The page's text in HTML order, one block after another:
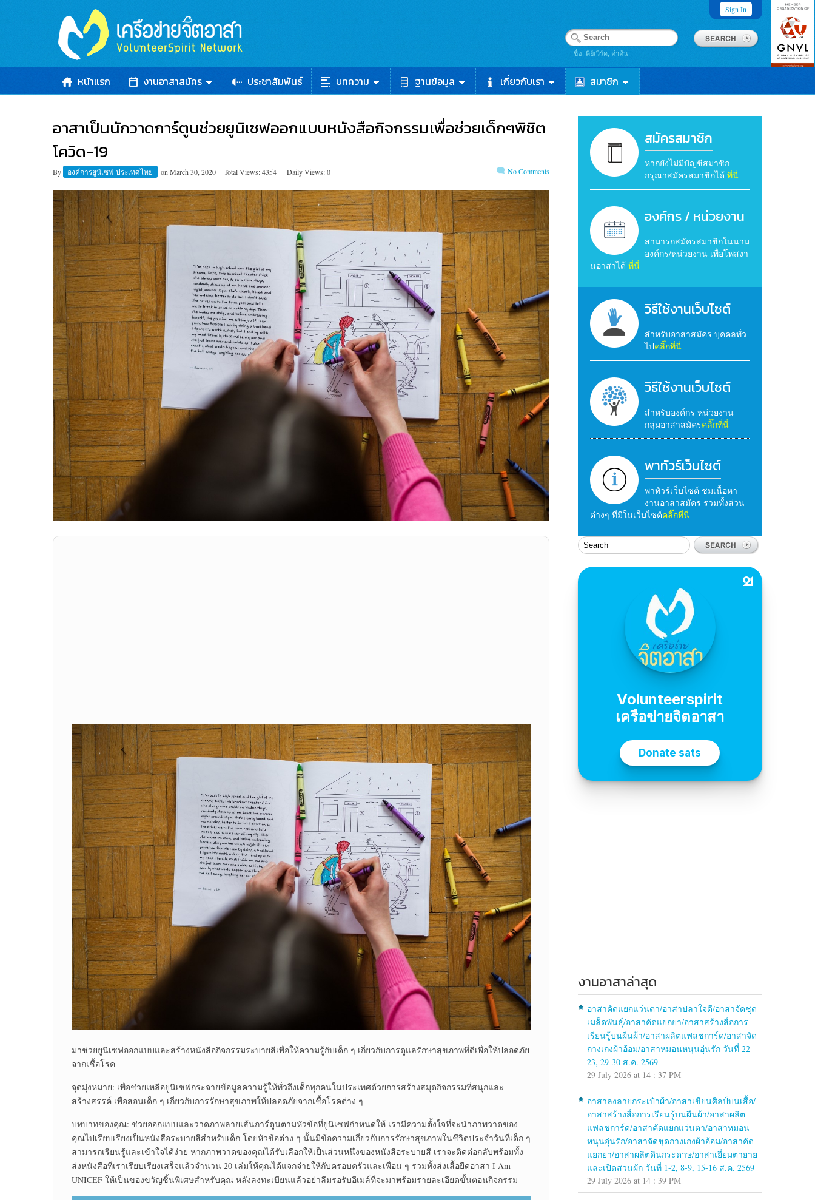
Sign In
ชื่อ, คีย์เวิร์ด, คำค้น
หน้าแรก งานอาสาสมัคร ประชาสัมพันธ์ บทความ ฐานข้อมูล เกี่ยวกับเรา สมาชิก
อาสาเป็นนักวาดการ์ตูนช่วยยูนิเซฟออกแบบหนังสือกิจกรรมเพื่อช่วยเด็กๆพิชิต
โควิด-19
By องค์การยูนิเซฟ ประเทศไทย on March 30, 2020 Total Views: 4354 Daily Views: 0 No Comments
มาช่วยยูนิเซฟออกแบบและสร้างหนังสือกิจกรรมระบายสีเพื่อให้ความรู้กับเด็ก ๆ เกี่ยวกับการดูแลรักษาสุขภาพที่ดีเพื่อให้ปลอดภัย
จากเชื้อโรค
จุดมุ่งหมาย: เพื่อช่วยเหลือยูนิเซฟกระจายข้อมูลความรู้ให้ทั่วถึงเด็กทุกคนในประเทศด้วยการสร้างสมุดกิจกรรมที่สนุกและ
สร้างสรรค์ เพื่อสอนเด็ก ๆ เกี่ยวกับการรักษาสุขภาพให้ปลอดภัยจากเชื้อโรคต่าง ๆ
บทบาทของคุณ: ช่วยออกแบบและวาดภาพลายเส้นการ์ตูนตามหัวข้อที่ยูนิเซฟกำหนดให้ เรามีความตั้งใจที่จะนำภาพวาดของ
คุณไปเรียบเรียงเป็นหนังสือระบายสีสำหรับเด็ก โดยหัวข้อต่าง ๆ นั้นมีข้อความเกี่ยวกับการรักษาสุขภาพในชีวิตประจำวันที่เด็ก ๆ
สามารถเรียนรู้และเข้าใจได้ง่าย หากภาพวาดของคุณได้รับเลือกให้เป็นส่วนหนึ่งของหนังสือระบายสี เราจะติดต่อกลับพร้อมทั้ง
ส่งหนังสือที่เราเรียบเรียงเสร็จแล้วจำนวน 20 เล่มให้คุณได้แจกจ่ายให้กับครอบครัวและเพื่อน ๆ รวมทั้งส่งเสื้อยืดอาสา I Am
UNICEF ให้เป็นของขวัญชิ้นพิเศษสำหรับคุณ หลังลงทะเบียนแล้วอย่าลืมรอรับอีเมล์ที่จะมาพร้อมรายละเอียดขั้นตอนกิจกรรม
สมัครสมาชิก
หากยังไม่มีบัญชีสมาชิก
กรุณาสมัครสมาชิกได้ ที่นี่
องค์กร / หน่วยงาน
สามารถสมัครสมาชิกในนาม
องค์กร/หน่วยงาน เพื่อโพสงา
นอาสาได้ ที่นี่
วิธีใช้งานเว็บไซต์
สำหรับอาสาสมัคร บุคคลทั่ว
ไปคลิ๊กที่นี่
วิธีใช้งานเว็บไซต์
สำหรับองค์กร หน่วยงาน
กลุ่มอาสาสมัครคลิ๊กที่นี่
พาทัวร์เว็บไซต์
พาทัวร์เว็บไซต์ ชมเนื้อหา
งานอาสาสมัคร รวมทั้งส่วน
ต่างๆ ที่มีในเว็บไซต์คลิ๊กที่นี่
งานอาสาล่าสุด
อาสาคัดแยกแว่นตา/อาสาปลาใจดี/อาสาจัดชุด
เมล็ดพันธุ์/อาสาคัดแยกยา/อาสาสร้างสื่อการ
เรียนรู้บนผืนผ้า/อาสาผลิตแฟลชการ์ด/อาสาจัด
กางเกงผ้าอ้อม/อาสาหมอนหนุนอุ่นรัก วันที่ 22-
23, 29-30 ส.ค. 2569
29 July 2026 at 14 : 37 PM
อาสาลงลายกระเป๋าผ้า/อาสาเขียนศิลป์บนเสื้อ/
อาสาสร้างสื่อการเรียนรู้บนผืนผ้า/อาสาผลิต
แฟลชการ์ด/อาสาคัดแยกแว่นตา/อาสาหมอน
หนุนอุ่นรัก/อาสาจัดชุดกางเกงผ้าอ้อม/อาสาคัด
แยกยา/อาสาผลิตดินกระดาษ/อาสาเยี่ยมตายาย
และเปิดสวนผัก วันที่ 1-2, 8-9, 15-16 ส.ค. 2569
29 July 2026 at 14 : 39 PM